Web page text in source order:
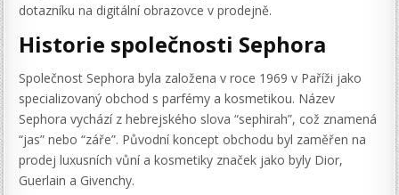
dotazníku na digitální obrazovce v prodejně.
Historie společnosti Sephora
Společnost Sephora byla založena v roce 1969 v Paříži jako
specializovaný obchod s parfémy a kosmetikou. Název
Sephora vychází z hebrejského slova “sephirah”, což znamená
“jas” nebo “záře”. Původní koncept obchodu byl zaměřen na
prodej luxusních vůní a kosmetiky značek jako byly Dior,
Guerlain a Givenchy.